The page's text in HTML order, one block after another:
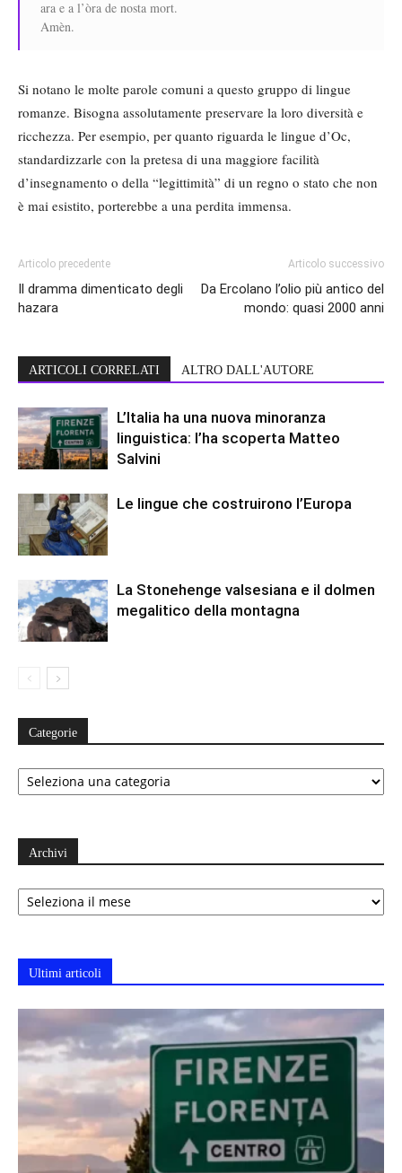
ara e a l’òra de nosta mort.
Amèn.
Si notano le molte parole comuni a questo gruppo di lingue
romanze. Bisogna assolutamente preservare la loro diversità e
ricchezza. Per esempio, per quanto riguarda le lingue d’Oc,
standardizzarle con la pretesa di una maggiore facilità
d’insegnamento o della “legittimità” di un regno o stato che non
è mai esistito, porterebbe a una perdita immensa.
Articolo precedente
Il dramma dimenticato degli
hazara
Articolo successivo
Da Ercolano l’olio più antico del
mondo: quasi 2000 anni
ARTICOLI CORRELATI ALTRO DALL'AUTORE
L’Italia ha una nuova minoranza
linguistica: l’ha scoperta Matteo
Salvini
Le lingue che costruirono l’Europa
La Stonehenge valsesiana e il dolmen
megalitico della montagna
Categorie
Categorie
Archivi
Archivi
Ultimi articoli